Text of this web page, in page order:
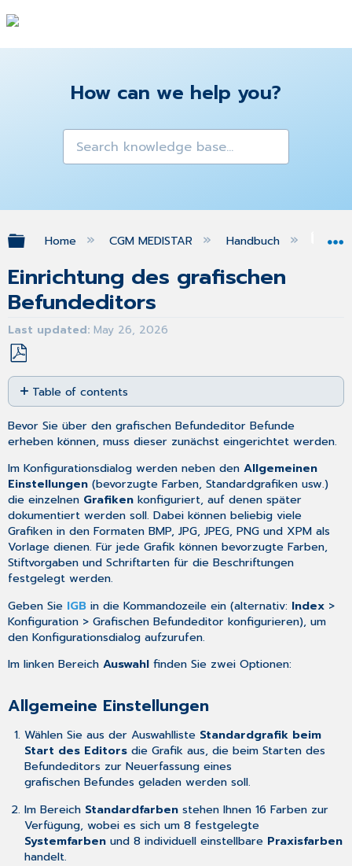
How can we help you?
Expand/collapse global hierarchy
Home CGM MEDISTAR Handbuch
Einrichtung des grafischen
Befundeditors
Last updated May 26, 2026
Save
as
PDF
Table of contents
Einstellungen
Grafiken
Neue
Grafik
einbinden
Weitere
Einstellungen
vornehmen
Grafik
löschen
Bevor Sie über den grafischen Befundeditor Befunde
erheben können, muss dieser zunächst eingerichtet werden.
Im Konfigurationsdialog werden neben denAllgemeinen
Einstellungen (bevorzugte Farben, Standardgrafiken usw.)
die einzelnen Grafiken konfiguriert, auf denen später
dokumentiert werden soll. Dabei können beliebig viele
Grafiken in den Formaten BMP, JPG, JPEG, PNG und XPM als
Vorlage dienen. Für jede Grafik können bevorzugte Farben,
Stiftvorgaben und Schriftarten für die Beschriftungen
festgelegt werden.
Geben Sie IGB in die Kommandozeile ein (alternativ: Index >
Konfiguration > Grafischen Befundeditor konfigurieren), um
den Konfigurationsdialog aufzurufen.
Im linken BereichAuswahl finden Sie zwei Optionen:
Allgemeine Einstellungen
Wählen Sie aus der Auswahlliste Standardgrafik beim
Start des Editorsdie Grafik aus, die beim Starten des
Befundeditors zur Neuerfassung eines
grafischen Befundes geladen werden soll.
Im Bereich Standardfarbenstehen Ihnen 16 Farben zur
Verfügung, wobei es sich um 8 festgelegte
Systemfarbenund 8 individuell einstellbare Praxisfarben
handelt.